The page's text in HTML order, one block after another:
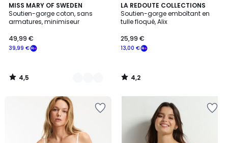
MISS MARY OF SWEDEN
Soutien-gorge coton, sans
armatures, minimiseur
39,99 €
49,99 €
4,5
/ 5
10
Couleurs
4,5
/
LA REDOUTE COLLECTIONS
Soutien-gorge emboîtant en
tulle floqué, Alix
13,00 €
25,99 €
4,2
/ 5
4,2
/